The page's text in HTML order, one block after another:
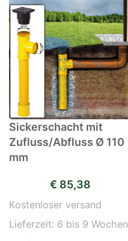
Sickerschacht mit
Zufluss/Abfluss Ø 110
mm
€ 85,38
Kostenloser versand
Lieferzeit: 6 bis 9 Wochen